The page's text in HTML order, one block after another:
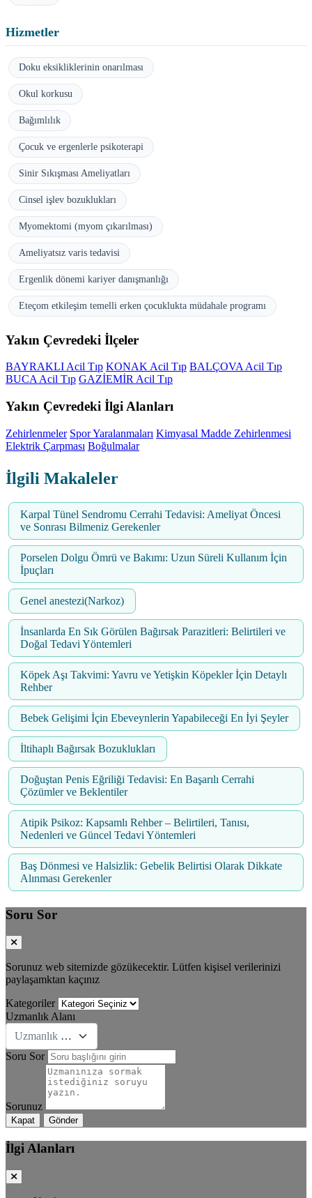
Hizmetler
Doku eksikliklerinin onarılması
Okul korkusu
Bağımlılık
Çocuk ve ergenlerle psikoterapi
Sinir Sıkışması Ameliyatları
Cinsel işlev bozuklukları
Myomektomi (myom çıkarılması)
Ameliyatsız varis tedavisi
Ergenlik dönemi kariyer danışmanlığı
Eteçom etkileşim temelli erken çocuklukta müdahale programı
Yakın Çevredeki İlçeler
BAYRAKLI Acil Tıp KONAK Acil Tıp BALÇOVA Acil Tıp
BUCA Acil Tıp GAZİEMİR Acil Tıp
Yakın Çevredeki İlgi Alanları
Zehirlenmeler Spor Yaralanmaları Kimyasal Madde Zehirlenmesi
Elektrik Çarpması Boğulmalar
İlgili Makaleler
Karpal Tünel Sendromu Cerrahi Tedavisi: Ameliyat Öncesi
ve Sonrası Bilmeniz Gerekenler
Porselen Dolgu Ömrü ve Bakımı: Uzun Süreli Kullanım İçin
İpuçları
Genel anestezi(Narkoz)
İnsanlarda En Sık Görülen Bağırsak Parazitleri: Belirtileri ve
Doğal Tedavi Yöntemleri
Köpek Aşı Takvimi: Yavru ve Yetişkin Köpekler İçin Detaylı
Rehber
Bebek Gelişimi İçin Ebeveynlerin Yapabileceği En İyi Şeyler
İltihaplı Bağırsak Bozuklukları
Doğuştan Penis Eğriliği Tedavisi: En Başarılı Cerrahi
Çözümler ve Beklentiler
Atipik Psikoz: Kapsamlı Rehber – Belirtileri, Tanısı,
Nedenleri ve Güncel Tedavi Yöntemleri
Baş Dönmesi ve Halsizlik: Gebelik Belirtisi Olarak Dikkate
Alınması Gerekenler
Soru Sor
Sorunuz web sitemizde gözükecektir. Lütfen kişisel verilerinizi
paylaşamktan kaçınız
Kategoriler
Uzmanlık Alanı
Uzmanlık Se&#231;iniz
Soru Sor
Sorunuz
Kapat Gönder
İlgi Alanları